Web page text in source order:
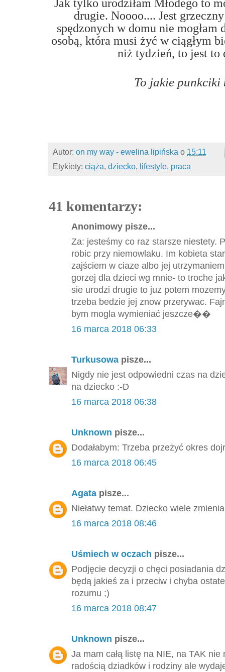
Jak tylko urodziłam Młodego to
drugie. Noooo.... Jest
spędzonych w domu nie mogłam
osobą, która musi żyć w ciągłym
niż tydzień, to jest to
To jakie punkciki
Autor: on my way - ewelina lipińska o 15:11
Etykiety: ciąża, dziecko, lifestyle, praca
41 komentarzy:
Anonimowy pisze...
Za: jesteśmy co raz starsze niestety.
robic przy niemowlaku. Im kobieta
zajściem w ciaze albo jej
gorzej dla dzieci wg mnie- to troche
sie urodzi drugie to juz potem
trzeba bedzie jej znow przerywac.
bym mogla wymieniać jeszcze��
16 marca 2018 06:33
Turkusowa pisze...
Nigdy nie jest odpowiedni czas na
na dziecko :-D
16 marca 2018 06:38
Unknown pisze...
Dodałabym: Trzeba przeżyć okres
16 marca 2018 06:45
Agata pisze...
Niełatwy temat. Dziecko wiele
16 marca 2018 08:46
Uśmiech w oczach pisze...
Podjęcie decyzji o chęci posiadania
będą jakieś za i przeciw i chyba
rozumu ;)
16 marca 2018 08:47
Unknown pisze...
Ja mam całą listę na NIE, na TAK
radością dziadków i rodziny ale